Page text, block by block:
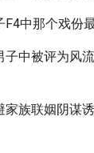
中那个戏份
子中被评为风
家族联姻阴谋